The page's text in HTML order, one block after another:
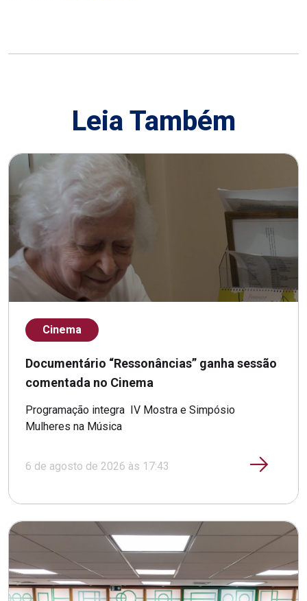
Leia Também
Cinema
Documentário “Ressonâncias” ganha sessão
comentada no Cinema
Programação integra IV Mostra e Simpósio
Mulheres na Música
6 de agosto de 2026 às 17:43